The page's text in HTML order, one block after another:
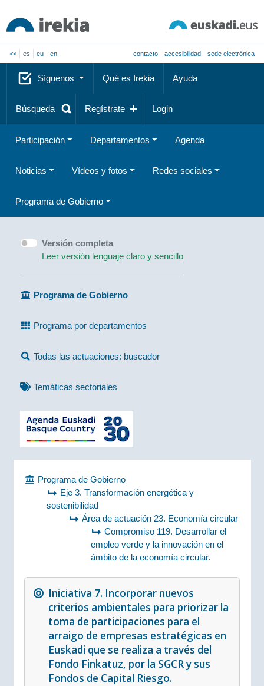
<< es eu en contacto accesibilidad sede electrónica
Síguenos Qué es Irekia Ayuda
Búsqueda Regístrate Login
Participación Departamentos Agenda
Noticias Vídeos y fotos Redes sociales
Programa de Gobierno
Versión completa
Leer versión lenguaje claro y sencillo
Programa de Gobierno
Programa por departamentos
Todas las actuaciones: buscador
Temáticas sectoriales
Programa de Gobierno
Eje 3. Transformación energética y
sostenibilidad
Área de actuación 23. Economía circular
Compromiso 119. Desarrollar el
empleo verde y la innovación en el
ámbito de la economía circular.
Iniciativa 7. Incorporar nuevos
criterios ambientales para priorizar la
toma de participaciones para el
arraigo de empresas estratégicas en
Euskadi que se realiza a través del
Fondo Finkatuz, por la SGCR y sus
Fondos de Capital Riesgo.